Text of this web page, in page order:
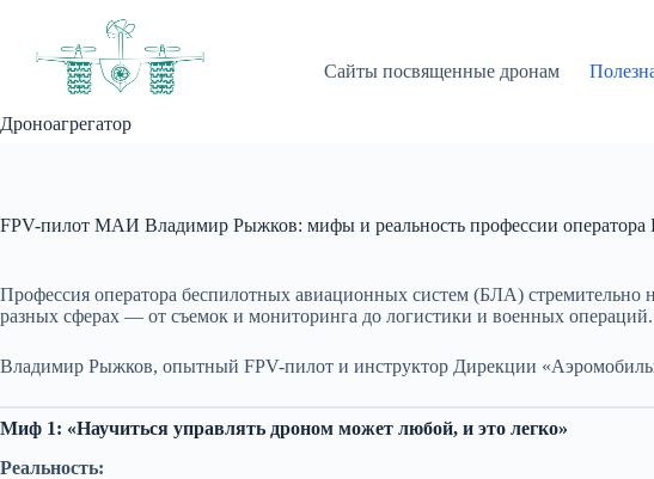
Дроноагрегатор
Сайты посвященные дронам
FPV-пилот МАИ Владимир Рыжков: мифы и реальность профессии
Профессия оператора беспилотных авиационных систем (БЛА) стремительно
разных сферах — от съемок и мониторинга до логистики и военных операций.
Владимир Рыжков, опытный FPV-пилот и инструктор Дирекции
Миф 1: «Научиться управлять дроном может любой, и это легко»
Реальность: